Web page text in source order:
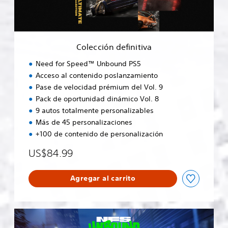
f
Colección definitiva
Need for Speed™ Unbound PS5
Acceso al contenido poslanzamiento
Pase de velocidad prémium del Vol. 9
Pack de oportunidad dinámico Vol. 8
9 autos totalmente personalizables
Más de 45 personalizaciones
+100 de contenido de personalización
US$84.99
Agregar al carrito
N
e